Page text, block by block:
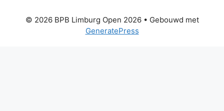
© 2026 BPB Limburg Open 2026• Gebouwd met
GeneratePress